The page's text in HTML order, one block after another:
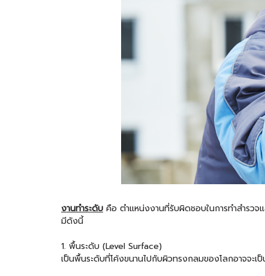
งานทำระดับ คือ ตำแหน่งงานที่รับผิดชอบในการทำสำรว
มีดังนี้
1. พื้นระดับ (Level Surface)
เป็นพื้นระดับที่โค้งขนานไปกับผิวทรงกลมของโลกอาจจะ